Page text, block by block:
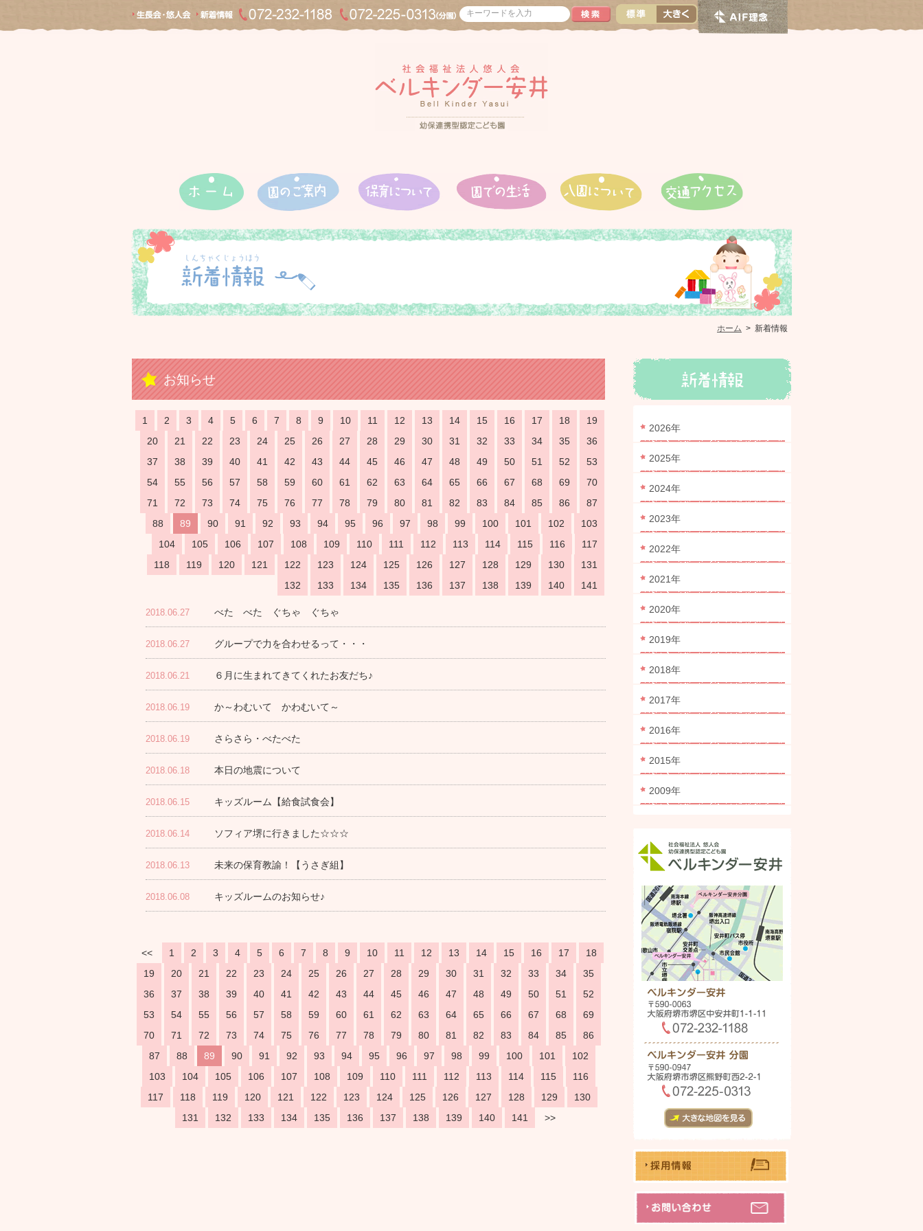
ホーム > 新着情報
お知らせ
1 2 3 4 5 6 7 8 9 10 11 12 13 14 15 16 17 18
19
20
21 22 23 24 25 26 27 28 29 30 31 32 33 34 35
36
37
38 39 40 41 42 43 44 45 46 47 48 49 50 51 52
53
54
55 56 57 58 59 60 61 62 63 64 65 66 67 68 69
70
71
72 73 74 75 76 77 78 79 80 81 82 83 84 85 86
87
88
89 90 91 92 93 94 95 96 97 98 99 100 101 102
103
104
105 106 107 108 109 110 111 112 113 114 115 116
117
118
119 120 121 122 123 124 125 126 127 128 129 130
131
132
133 134 135 136 137 138 139 140 141
2018.06.27 べた べた ぐちゃ ぐちゃ
2018.06.27 グループで力を合わせるって・・・
2018.06.21 ６月に生まれてきてくれたお友だち♪
2018.06.19 か～わむいて かわむいて～
2018.06.19 さらさら・べたべた
2018.06.18 本日の地震について
2018.06.15 キッズルーム【給食試食会】
2018.06.14 ソフィア堺に行きました☆☆☆
2018.06.13 未来の保育教諭！【うさぎ組】
2018.06.08 キッズルームのお知らせ♪
<< 1 2 3 4 5 6 7 8 9 10 11 12 13 14 15 16 17
18
19
20 21 22 23 24 25 26 27 28 29 30 31 32 33 34
35
36
37 38 39 40 41 42 43 44 45 46 47 48 49 50 51
52
53
54 55 56 57 58 59 60 61 62 63 64 65 66 67 68
69
70
71 72 73 74 75 76 77 78 79 80 81 82 83 84 85
86
87
88 89 90 91 92 93 94 95 96 97 98 99 100 101
102
103
104 105 106 107 108 109 110 111 112 113 114 115
116
117
118 119 120 121 122 123 124 125 126 127 128 129
130
131
132 133 134 135 136 137 138 139 140 141 >>
2026年
2025年
2024年
2023年
2022年
2021年
2020年
2019年
2018年
2017年
2016年
2015年
2009年